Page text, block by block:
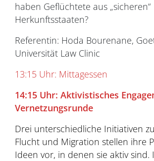
haben Geflüchtete aus „sicheren“
Herkunftsstaaten?
Referentin: Hoda Bourenane,
Universität Law Clinic
13:15 Uhr: Mittagessen
14:15 Uhr: Aktivistisches
Vernetzungsrunde
Drei unterschiedliche Initiativen
Flucht und Migration stellen ihre
Ideen vor, in denen sie aktiv sind.